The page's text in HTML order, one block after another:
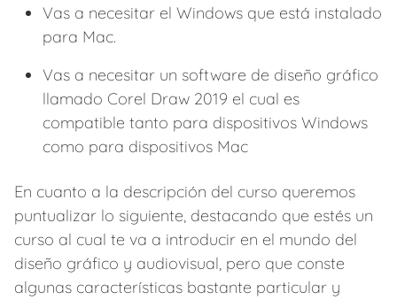
Vas a necesitar el Windows que está instalado
para Mac.
Vas a necesitar un software de diseño gráfico
llamado Corel Draw 2019 el cual es
compatible tanto para dispositivos Windows
como para dispositivos Mac
En cuanto a la descripción del curso queremos
puntualizar lo siguiente, destacando que estés un
curso al cual te va a introducir en el mundo del
diseño gráfico y audiovisual, pero que conste
algunas características bastante particular y